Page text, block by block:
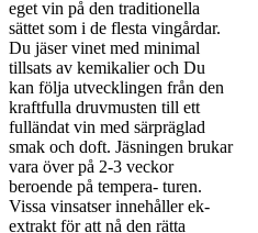
eget vin på den traditionella
sättet som i de flesta vingårdar.
Du jäser vinet med minimal
tillsats av kemikalier och Du
kan följa utvecklingen från den
kraftfulla druvmusten till ett
fulländat vin med särpräglad
smak och doft. Jäsningen brukar
vara över på 2-3 veckor
beroende på tempera- turen.
Vissa vinsatser innehåller ek-
extrakt för att nå den rätta